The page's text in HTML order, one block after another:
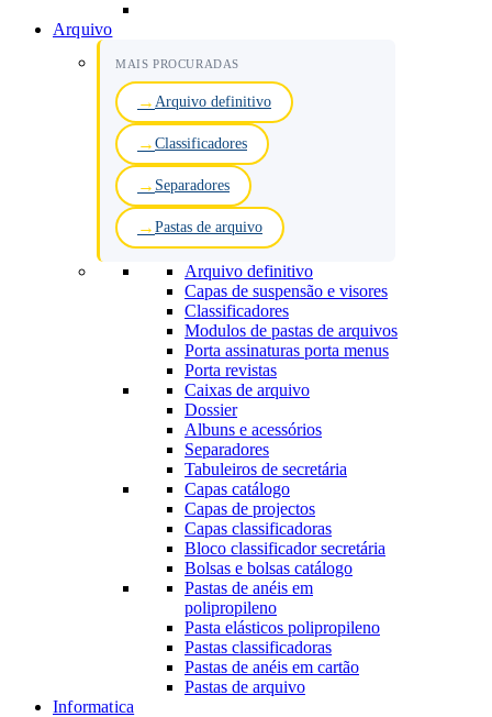
Arquivo
MAIS PROCURADAS
Arquivo definitivo
Classificadores
Separadores
Pastas de arquivo
Arquivo definitivo
Capas de suspensão e visores
Classificadores
Modulos de pastas de arquivos
Porta assinaturas porta menus
Porta revistas
Caixas de arquivo
Dossier
Albuns e acessórios
Separadores
Tabuleiros de secretária
Capas catálogo
Capas de projectos
Capas classificadoras
Bloco classificador secretária
Bolsas e bolsas catálogo
Pastas de anéis em
polipropileno
Pasta elásticos polipropileno
Pastas classificadoras
Pastas de anéis em cartão
Pastas de arquivo
Informatica